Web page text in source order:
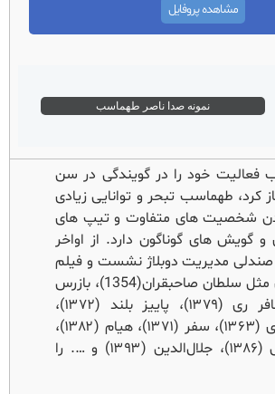
مشاهده پروفایل
نمونه صدا ناصر طهماسب
فعالیت خود را در گویندگی در سن
کرد، طهماسب تبحر و توانایی زیادی
شخصیت های متفاوت و تیپ های
گویش های گوناگون دارد. از اواخر
1340بر صندلی مدیریت دوبلاژ نشست و فیلم
های ماندگاری مثل سلطان صاحبقران(1354)، بازرس
(1351)، مسافر ری (۱۳۷۹)، پاییز بلند (۱۳۷۲)،
گل‌های داوودی (۱۳۶۳)، سفر (۱۳۷۱)، هیام (۱۳۸۲)،
قاب‌های خالی (۱۳۸۶)، جلال‌الدین (۱۳۹۳) و …. را